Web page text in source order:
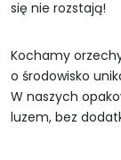
się nie rozstają!
Kochamy
o środowisko
W naszych
luzem, bez